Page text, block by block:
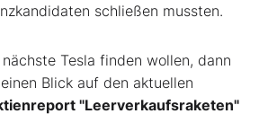
schließen mussten.
Tesla finden wollen, dann
Blick auf den aktuellen
"Leerverkaufsraketen"